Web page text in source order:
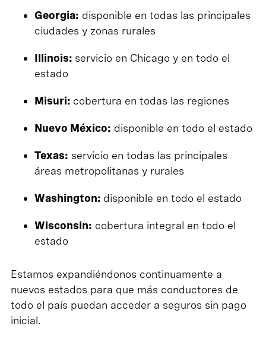
Georgia: disponible en todas las principales
ciudades y zonas rurales
Illinois: servicio en Chicago y en todo el
estado
Misuri: cobertura en todas las regiones
Nuevo México: disponible en todo el estado
Texas: servicio en todas las principales
áreas metropolitanas y rurales
Washington: disponible en todo el estado
Wisconsin: cobertura integral en todo el
estado
Estamos expandiéndonos continuamente a
nuevos estados para que más conductores de
todo el país puedan acceder a seguros sin pago
inicial.